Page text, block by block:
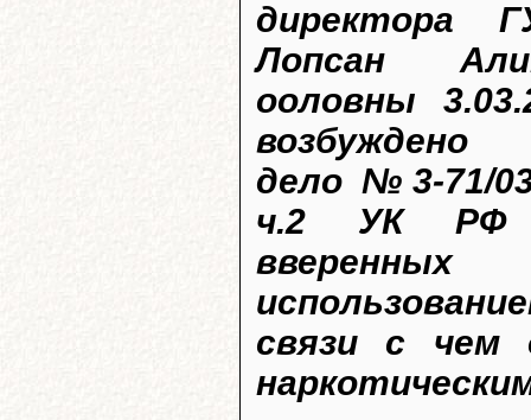
директора
Лопсан
ооловны
возбуждено
дело №3-71/
ч.2 УК РФ
связи с чем